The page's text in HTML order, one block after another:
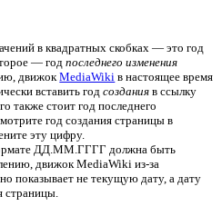
в квадратных скобках — это год
— годпоследнего изменения
движокMediaWiki в настоящее время
вставить годсоздания в ссылку
также стоит год последнего
год создания страницы в
эту цифру.
ДД.ММ.ГГГГ должна быть
движок MediaWiki из-за
показывает не текущую дату, а дату
страницы.